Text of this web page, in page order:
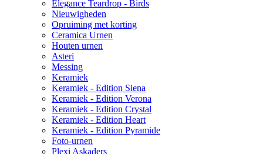
Elegance Teardrop - Birds
Nieuwigheden
Opruiming met korting
Ceramica Urnen
Houten urnen
Asteri
Messing
Keramiek
Keramiek - Edition Siena
Keramiek - Edition Verona
Keramiek - Edition Crystal
Keramiek - Edition Heart
Keramiek - Edition Pyramide
Foto-urnen
Plexi Askaders